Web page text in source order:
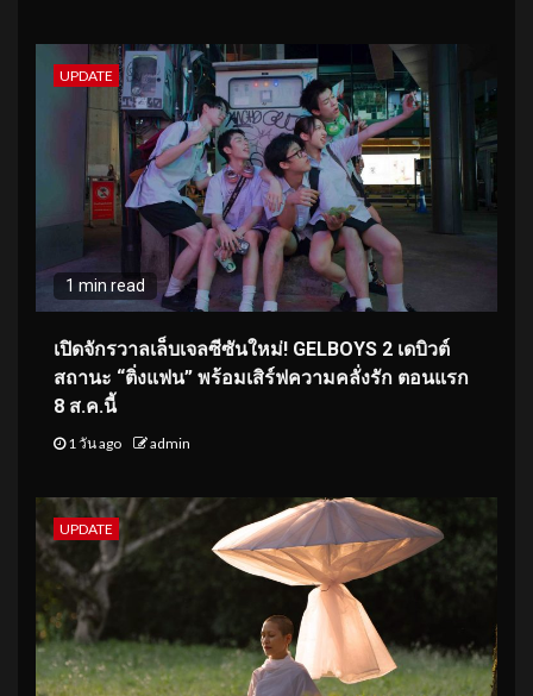
UPDATE
1 min read
เปิดจักรวาลเล็บเจลซีซันใหม่! GELBOYS 2 เดบิวต์
สถานะ “ติ่งแฟน” พร้อมเสิร์ฟความคลั่งรัก ตอนแรก
8 ส.ค.นี้
1 วัน ago admin
UPDATE